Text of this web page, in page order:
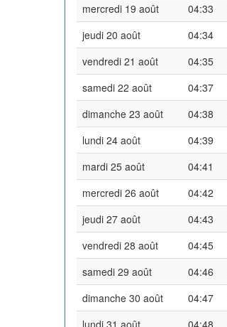
mercredi 19 août
04:33
jeudi 20 août
04:34
vendredi 21 août
04:35
samedi 22 août
04:37
dimanche 23 août
04:38
lundi 24 août
04:39
mardi 25 août
04:41
mercredi 26 août
04:42
jeudi 27 août
04:43
vendredi 28 août
04:45
samedi 29 août
04:46
dimanche 30 août
04:47
lundi 31 août
04:48